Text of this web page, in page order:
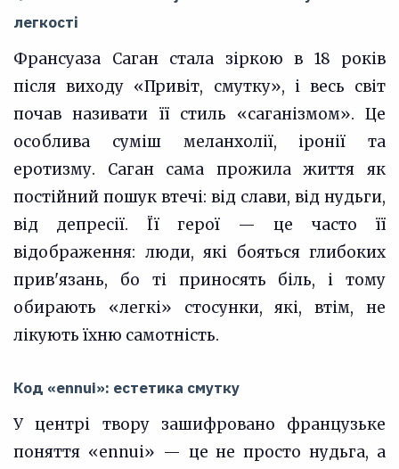
легкості
Франсуаза Саган стала зіркою в 18 років
після виходу «Привіт, смутку», і весь світ
почав називати її стиль «саганізмом». Це
особлива суміш меланхолії, іронії та
еротизму. Саган сама прожила життя як
постійний пошук втечі: від слави, від нудьги,
від депресії. Її герої — це часто її
відображення: люди, які бояться глибоких
прив'язань, бо ті приносять біль, і тому
обирають «легкі» стосунки, які, втім, не
лікують їхню самотність.
Код «ennui»: естетика смутку
У центрі твору зашифровано французьке
поняття «ennui» — це не просто нудьга, а